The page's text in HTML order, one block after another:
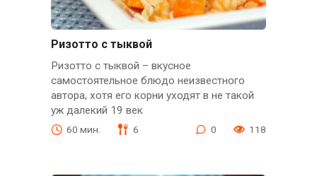
Ризотто с тыквой
Ризотто с тыквой – вкусное
самостоятельное блюдо неизвестного
автора, хотя его корни уходят в не такой
уж далекий 19 век
60 мин. 6 0 118